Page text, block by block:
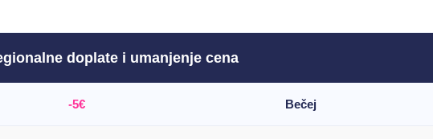
doplate i umanjenje cena
-5€ Bečej